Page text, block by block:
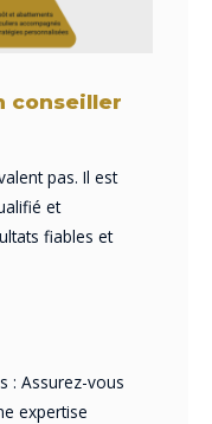
conseiller
pas. Il est
et
fiables et
: Assurez-vous
expertise